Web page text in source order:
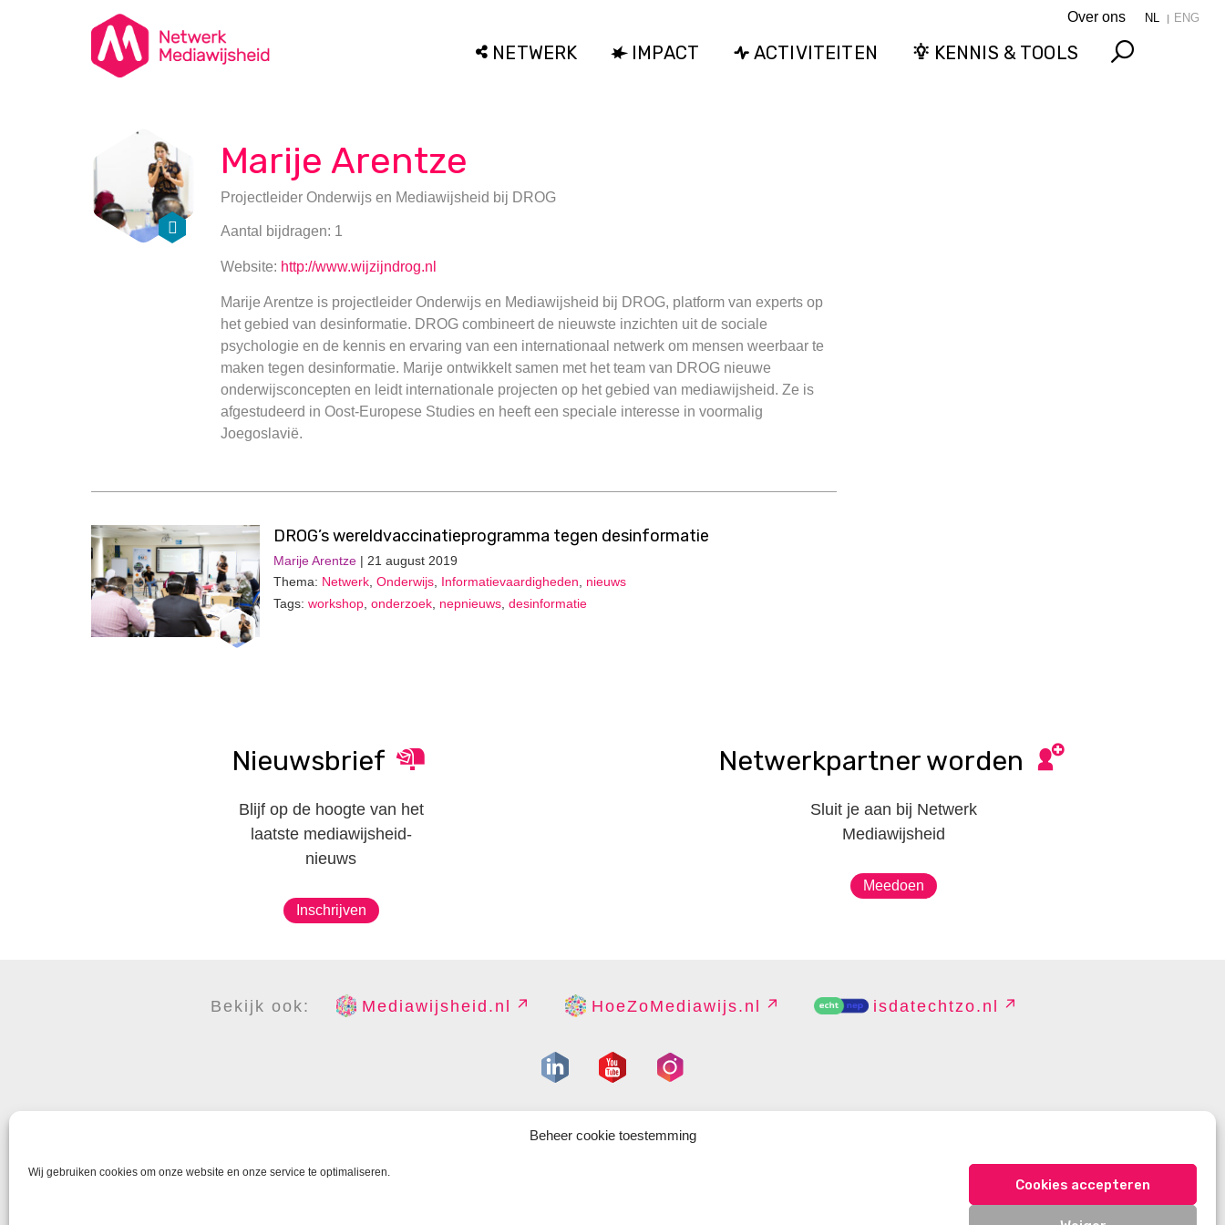
Beheer cookie toestemming
Wij gebruiken cookies om onze website en onze service te optimaliseren.
Cookies accepteren
Over ons NL ENG
NETWERK IMPACT ACTIVITEITEN KENNIS & TOOLS
Marije Arentze
Projectleider Onderwijs en Mediawijsheid bij DROG
Aantal bijdragen: 1
Website: http://www.wijzijndrog.nl
Marije Arentze is projectleider Onderwijs en Mediawijsheid bij DROG, platform van experts op
het gebied van desinformatie. DROG combineert de nieuwste inzichten uit de sociale
psychologie en de kennis en ervaring van een internationaal netwerk om mensen weerbaar te
maken tegen desinformatie. Marije ontwikkelt samen met het team van DROG nieuwe
onderwijsconcepten en leidt internationale projecten op het gebied van mediawijsheid. Ze is
afgestudeerd in Oost-Europese Studies en heeft een speciale interesse in voormalig
Joegoslavië.
DROG’s wereldvaccinatieprogramma tegen desinformatie
Marije Arentze | 21 august 2019
Thema: Netwerk, Onderwijs, Informatievaardigheden, nieuws
Tags: workshop, onderzoek, nepnieuws, desinformatie
Nieuwsbrief
Blijf op de hoogte van het
laatste mediawijsheid-
nieuws
Inschrijven
Netwerkpartner worden
Sluit je aan bij Netwerk
Mediawijsheid
Meedoen
Bekijk ook: Mediawijsheid.nl HoeZoMediawijs.nl isdatechtzo.nl